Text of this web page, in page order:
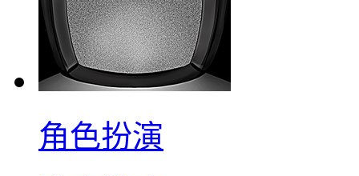
角色扮演